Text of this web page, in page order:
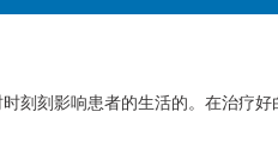
刻刻影响患者的生活的。在治疗